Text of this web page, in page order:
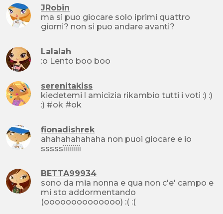
JRobin
ma si puo giocare solo iprimi quattro
giorni? non si puo andare avanti?
Lalalah
:o Lento boo boo
serenitakiss
kiedetemi l amicizia rikambio tutti i voti :) :)
:) #ok #ok
fionadishrek
ahahahahahaha non puoi giocare e io
sssssììììììììì
BETTA99934
sono da mia nonna e qua non c'e' campo e
mi sto addormentando
(oooooooooooooo) :( :(